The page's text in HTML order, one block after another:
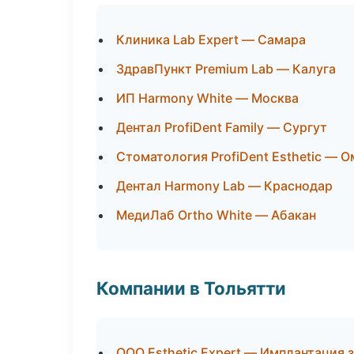
Клиника Lab Expert — Самара
ЗдравПункт Premium Lab — Калуга
ИП Harmony White — Москва
Дентал ProfiDent Family — Сургут
Стоматология ProfiDent Esthetic —
Дентал Harmony Lab — Краснодар
МедиЛаб Ortho White — Абакан
Компании в Тольятти